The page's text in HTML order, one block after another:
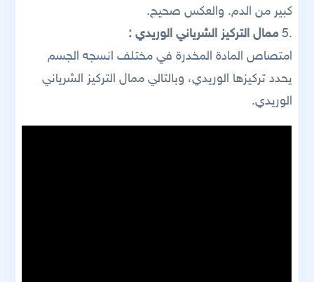
كبير من الدم. والعكس صحيح.
.5
ممال التركيز الشرياني الوريدي :
امتصاص المادة المخدرة في مختلف انسجه الجسم
يحدد تركيزها الوريدي، وبالتالي ممال التركيز الشرياني
الوريدي.